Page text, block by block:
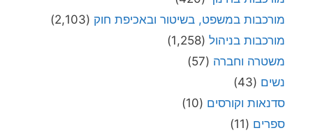
מורכבות במשפט, בשיטור ובאכיפת חוק (2,103)
מורכבות בניהול (1,258)
משטרה וחברה (57)
נשים (43)
סדנאות וקורסים (10)
ספרים (11)